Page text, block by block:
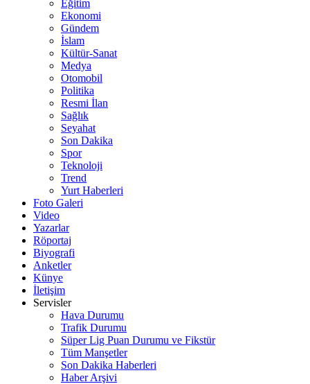
Eğitim
Ekonomi
Gündem
İslam
Kültür-Sanat
Medya
Otomobil
Politika
Resmi İlan
Sağlık
Seyahat
Son Dakika
Spor
Teknoloji
Trend
Yurt Haberleri
Foto Galeri
Video
Yazarlar
Röportaj
Biyografi
Anketler
Künye
İletişim
Servisler
Hava Durumu
Trafik Durumu
Süper Lig Puan Durumu ve Fikstür
Tüm Manşetler
Son Dakika Haberleri
Haber Arşivi